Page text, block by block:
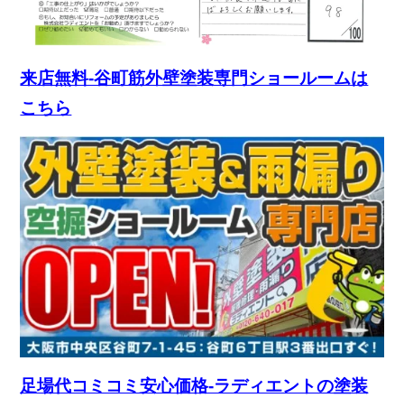
来店無料-谷町筋外壁塗装専門ショールームは
こちら
足場代コミコミ安心価格-ラディエントの塗装